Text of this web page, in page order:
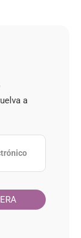
a